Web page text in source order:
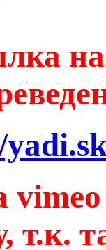
т.к.